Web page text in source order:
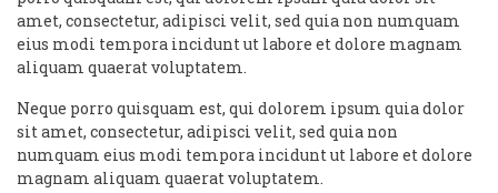
amet, consectetur, adipisci velit, sed quia non numquam
eius modi tempora incidunt ut labore et dolore magnam
aliquam quaerat voluptatem.
Neque porro quisquam est, qui dolorem ipsum quia dolor
sit amet, consectetur, adipisci velit, sed quia non
numquam eius modi tempora incidunt ut labore et dolore
magnam aliquam quaerat voluptatem.